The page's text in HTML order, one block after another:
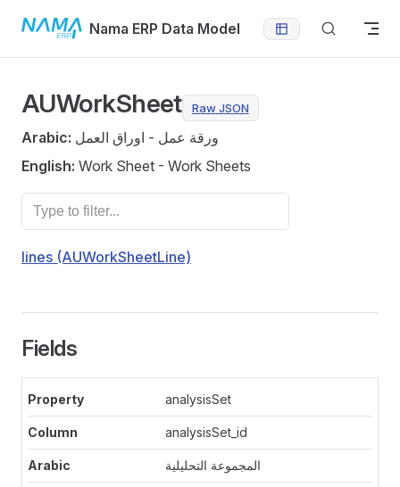
Skip to contentNama ERP Data Model
AUWorkSheet Raw JSON
Arabic: ورقة عمل - اوراق العمل
English: Work Sheet - Work Sheets
lines (AUWorkSheetLine)
Fields
analysisSet
analysisSet_id
المجموعة التحليلية